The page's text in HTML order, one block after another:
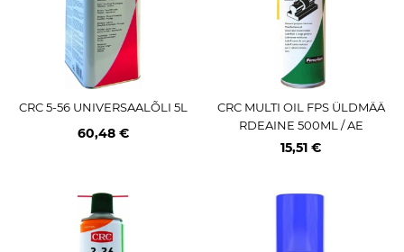
CRC 5-56 UNIVERSAALÕLI 5L
60,48 €
CRC MULTI OIL FPS ÜLDMÄÄ
RDEAINE 500ML / AE
15,51 €